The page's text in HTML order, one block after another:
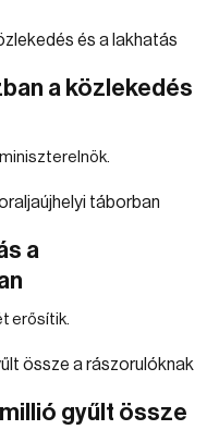
a közlekedés
a
erősítik.
gyűlt össze